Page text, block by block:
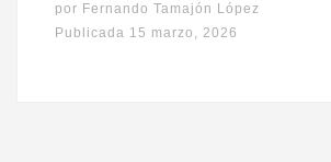
por Fernando Tamajón López
Publicada 15 marzo, 2026